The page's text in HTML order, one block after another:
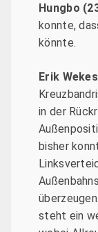
Hungbo
konnte,
könnte.
Erik
in der
bisher
steht ein